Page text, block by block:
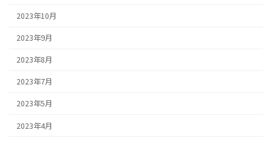
2023年10月
2023年9月
2023年8月
2023年7月
2023年5月
2023年4月